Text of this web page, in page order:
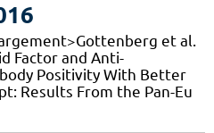
et al.
Factor and Anti-
Positivity With Better
Results From the Pan-Eu